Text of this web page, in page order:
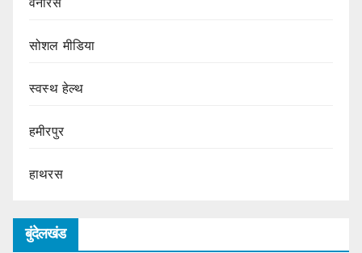
सोशल मीडिया
स्वस्थ हेल्थ
हमीरपुर
हाथरस
बुंदेलखंड